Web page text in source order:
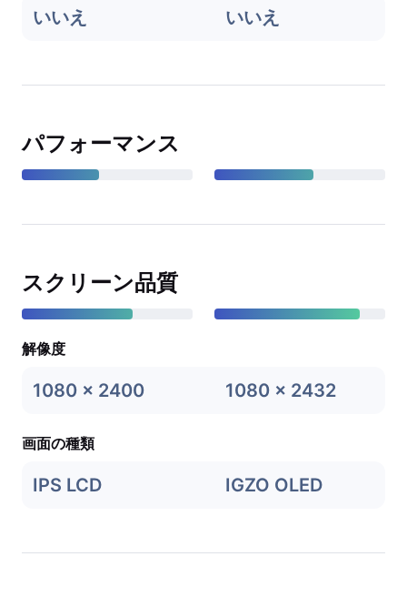
いいえ いいえ
パフォーマンス
スクリーン品質
解像度
1080 x 2400 1080 x 2432
画面の種類
IPS LCD IGZO OLED